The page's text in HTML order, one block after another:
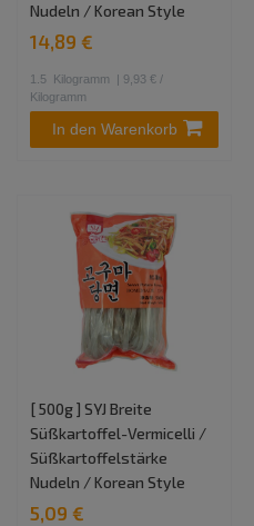
Nudeln / Korean Style
14,89 €
1.5 Kilogramm
| 9,93 € /
Kilogramm
In den Warenkorb
[ 500g ] SYJ Breite
Süßkartoffel-Vermicelli /
Süßkartoffelstärke
Nudeln / Korean Style
5,09 €